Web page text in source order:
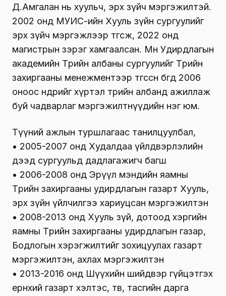
Д.Амгалан нь хуульч, эрх зүйч мэргэжилтэй.
2002 онд МУИС-ийн Хууль зүйн сургуулийг
эрх зүйч мэргэжлээр төгсөж, 2022 онд
магистрын зэрэг хамгаалсан. Мөн Удирдлагын
академийн Төрийн албаны сургуулийг Төрийн
захиргааны менежментээр төгссөн бөгөөд 2006
оноос өнөөдрийг хүртэл төрийн албанд ажиллаж
буй чадварлаг мэргэжилтнүүдийн нэг юм.
Түүний ажлын туршлагаас танилцуулбал,
• 2005-2007 онд Худалдаа үйлдвэрлэлийн
дээд сургуульд дадлагажигч багш
• 2006-2008 онд Эрүүл мэндийн яамны
Төрийн захиргааны удирдлагын газарт Хууль,
эрх зүйн үйлчилгээ хариуцсан мэргэжилтэн
• 2008-2013 онд Хууль зүй, дотоод хэргийн
яамны Төрийн захиргааны удирдлагын газар,
Бодлогын хэрэгжилтийг зохицуулах газарт
мэргэжилтэн, ахлах мэргэжилтэн
• 2013-2016 онд Шүүхийн шийдвэр гүйцэтгэх
ерөнхий газарт хэлтэс, төв, тасгийн дарга